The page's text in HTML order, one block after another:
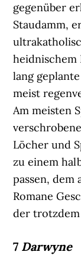
gegenüber
Staudamm,
heidnischem
lang
meist
Am meisten
Löcher und
zu einem
passen, dem
Romane
der
7 Darwyne